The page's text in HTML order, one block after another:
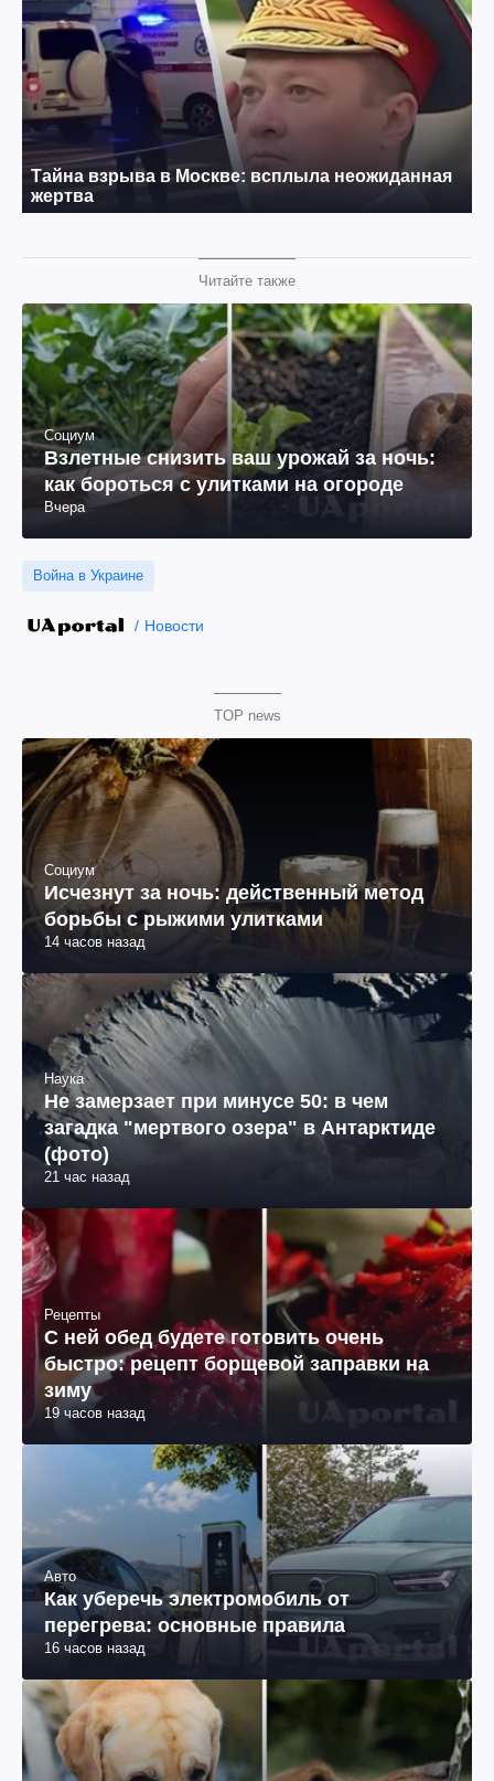
Читайте также
Социум
Взлетные снизить ваш урожай за ночь:
как бороться с улитками на огороде
Вчера
Война в Украине
Новости
TOP news
Социум
Исчезнут за ночь: действенный метод
борьбы с рыжими улитками
14 часов назад
Наука
Не замерзает при минусе 50: в чем
загадка "мертвого озера" в Антарктиде
(фото)
21 час назад
Рецепты
С ней обед будете готовить очень
быстро: рецепт борщевой заправки на
зиму
19 часов назад
Авто
Как уберечь электромобиль от
перегрева: основные правила
16 часов назад